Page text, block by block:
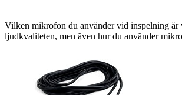
Vilken mikrofon du använder vid inspelning
ljudkvaliteten, men även hur du använder